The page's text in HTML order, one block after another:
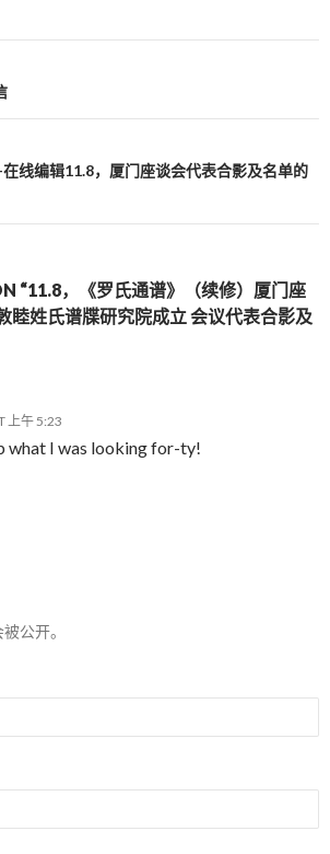
线编辑11.8，厦门座谈会代表合影及名单的
“11.8，《罗氏通谱》（续修）厦门座
睦姓氏谱牒研究院成立 会议代表合影及
上午 5:23
what I was looking for-ty!
公开。